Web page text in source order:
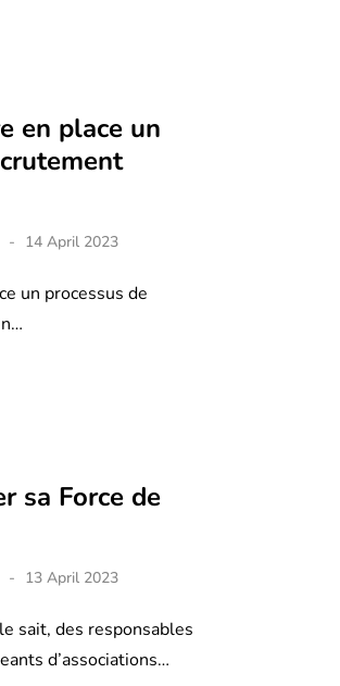
en place un
14 April 2023
un processus de
sa Force de
13 April 2023
sait, des responsables
d’associations…